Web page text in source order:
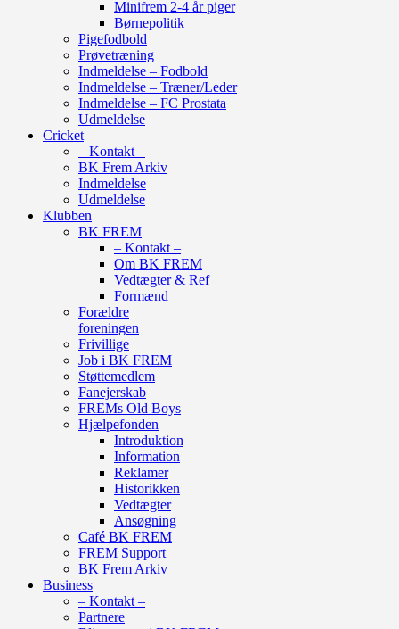
Minifrem 2-4 år piger
Børnepolitik
Pigefodbold
Prøvetræning
Indmeldelse – Fodbold
Indmeldelse – Træner/Leder
Indmeldelse – FC Prostata
Udmeldelse
Cricket
– Kontakt –
BK Frem Arkiv
Indmeldelse
Udmeldelse
Klubben
BK FREM
– Kontakt –
Om BK FREM
Vedtægter & Ref
Formænd
Forældre
foreningen
Frivillige
Job i BK FREM
Støttemedlem
Fanejerskab
FREMs Old Boys
Hjælpefonden
Introduktion
Information
Reklamer
Historikken
Vedtægter
Ansøgning
Café BK FREM
FREM Support
BK Frem Arkiv
Business
– Kontakt –
Partnere